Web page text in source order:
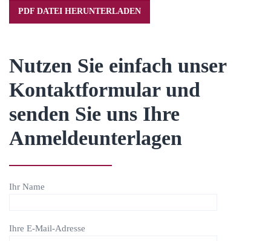
PDF DATEI HERUNTERLADEN
Nutzen Sie einfach unser
Kontaktformular und
senden Sie uns Ihre
Anmeldeunterlagen
Ihr Name
Ihre E-Mail-Adresse